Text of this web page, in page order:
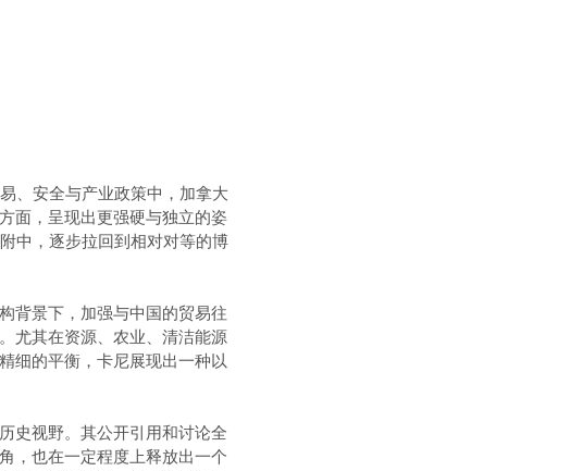
、安全与产业政策中，加拿大
面，呈现出更强硬与独立的姿
中，逐步拉回到相对对等的博
背景下，加强与中国的贸易往
尤其在资源、农业、清洁能源
细的平衡，卡尼展现出一种以
史视野。其公开引用和讨论全
，也在一定程度上释放出一个